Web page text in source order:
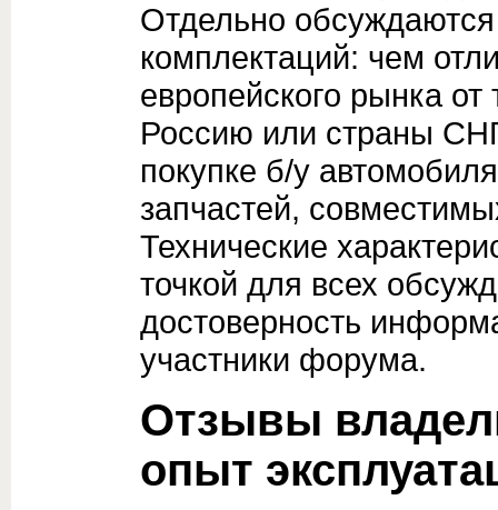
Отдельно
комплектаций: чем
европейского рынка от
Россию или страны
покупке б/у
запчастей,
Технические
точкой для всех
достоверность
участники форума.
Отзывы
опыт